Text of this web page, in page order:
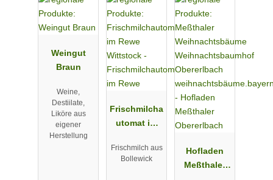
Weingut
Braun
Weine,
Destiilate,
Liköre aus
eigener
Herstellung
Frischmilcha
utomat im
Frischmilch aus
Bollewick
Hofladen
Meßthaler